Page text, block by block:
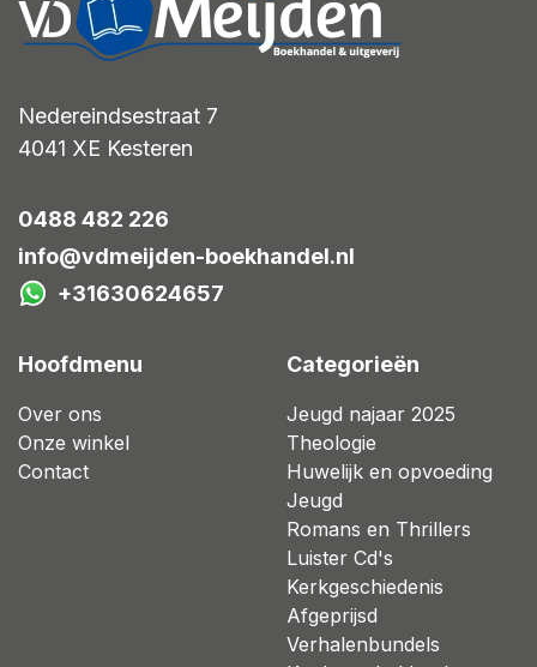
Nedereindsestraat 7
4041 XE Kesteren
0488 482 226
info@vdmeijden-boekhandel.nl
+31630624657
Hoofdmenu
Over ons
Onze winkel
Contact
Categorieën
Jeugd najaar 2025
Theologie
Huwelijk en opvoeding
Jeugd
Romans en Thrillers
Luister Cd's
Kerkgeschiedenis
Afgeprijsd
Verhalenbundels